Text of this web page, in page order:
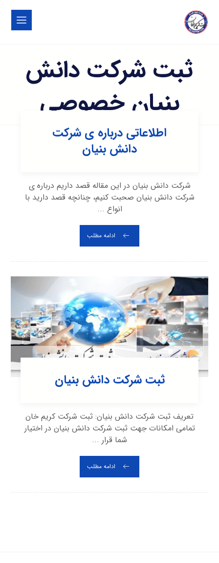
ثبت شرکت دانش
بنیان خصوصی
اطلاعاتی درباره ی شرکت
دانش بنیان
شرکت دانش بنیان در این مقاله قصد داریم درباره ی
شرکت دانش بنیان صحبت کنیم، چنانچه قصد دارید با
انواع ...
ادامه مطلب
ثبت شرکت دانش بنیان
تعریف ثبت شرکت دانش بنیان: ثبت شرکت کریم خان
تمامی امکانات جهت ثبت شرکت دانش بنیان در اختیار
شما قرار ...
ادامه مطلب